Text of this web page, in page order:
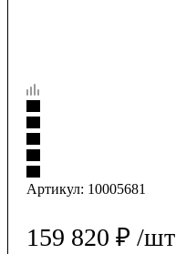
Артикул: 10005681
159 820 ₽ /шт